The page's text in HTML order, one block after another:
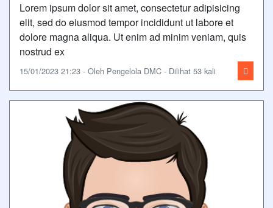
Lorem ipsum dolor sit amet, consectetur adipisicing
elit, sed do eiusmod tempor incididunt ut labore et
dolore magna aliqua. Ut enim ad minim veniam, quis
nostrud ex
15/01/2023 21:23 - Oleh Pengelola DMC - Dilihat 53 kali